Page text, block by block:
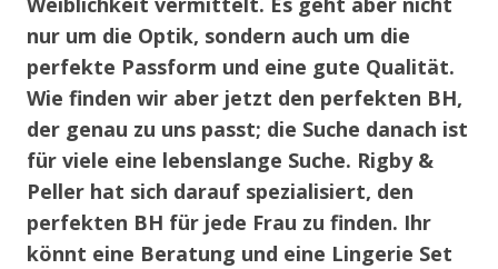
nur um die Optik, sondern auch um die
perfekte Passform und eine gute Qualität.
Wie finden wir aber jetzt den perfekten BH,
der genau zu uns passt; die Suche danach ist
für viele eine lebenslange Suche. Rigby &
Peller hat sich darauf spezialisiert, den
perfekten BH für jede Frau zu finden. Ihr
könnt eine Beratung und eine Lingerie Set